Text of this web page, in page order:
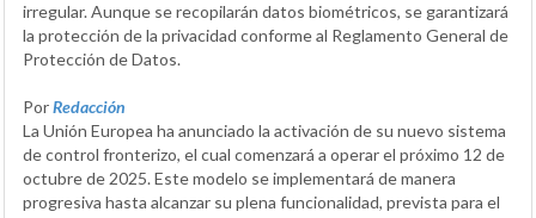
irregular. Aunque se recopilarán datos biométricos, se garantizará
la protección de la privacidad conforme al Reglamento General de
Protección de Datos.
PorRedacción
La Unión Europea ha anunciado la activación de su nuevo sistema
de control fronterizo, el cual comenzará a operar el próximo 12 de
octubre de 2025. Este modelo se implementará de manera
progresiva hasta alcanzar su plena funcionalidad, prevista para el